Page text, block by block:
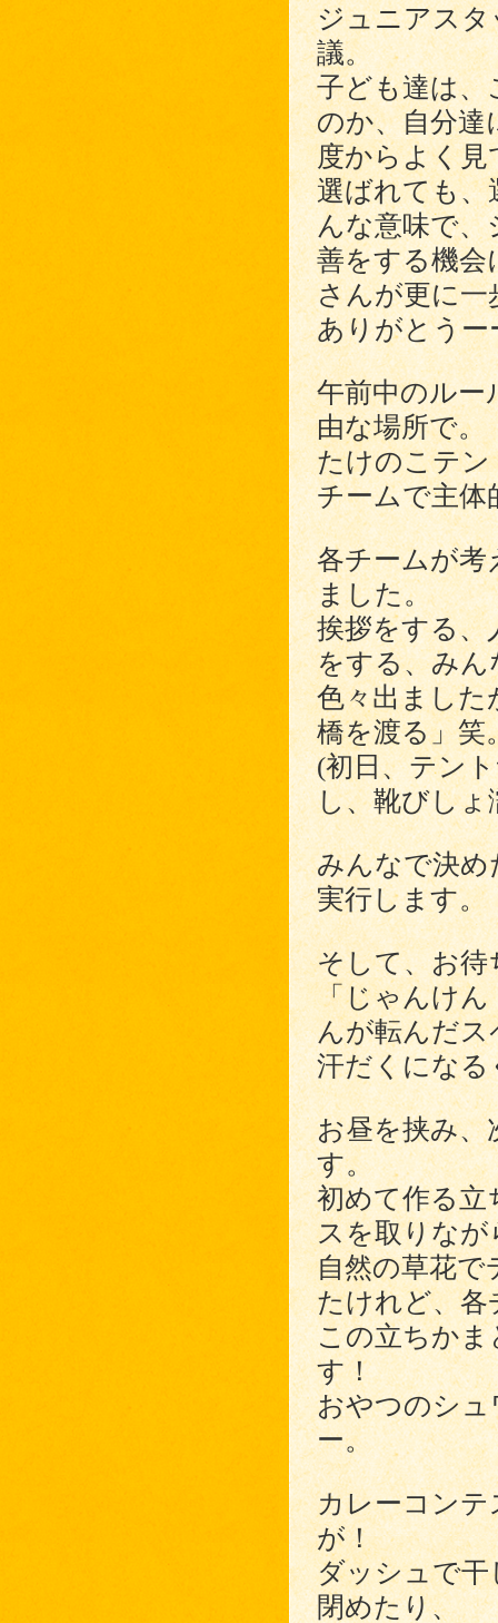
ジュニアスタ
議。
子ども達は、
のか、自分達
度からよく見
選ばれても、
んな意味で
善をする機会
さんが更に一
ありがとうー
午前中のルー
由な場所で。
たけのこテ
チームで主体
各チームが考
ました。
挨拶をする、
をする、み
色々出ました
橋を渡る」笑
(初日、テン
し、靴びしょ
みんなで決め
実行します。
そして、お待
「じゃんけん
んが転んだス
汗だくになる
お昼を挟み、
す。
初めて作る立
スを取りなが
自然の草花で
たけれど、
この立ちかま
す！
おやつのシ
ー。
カレーコンテ
が！
ダッシュで
閉めたり、